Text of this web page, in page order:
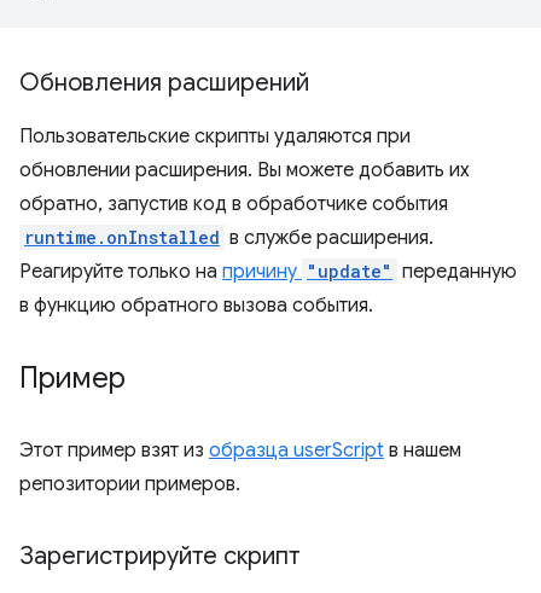
Обновления расширений
Пользовательские скрипты удаляются при
обновлении расширения. Вы можете добавить их
обратно, запустив код в обработчике события
runtime.onInstalled в службе расширения.
Реагируйте только на причину "update" переданную
в функцию обратного вызова события.
Пример
Этот пример взят из образца userScript в нашем
репозитории примеров.
Зарегистрируйте скрипт